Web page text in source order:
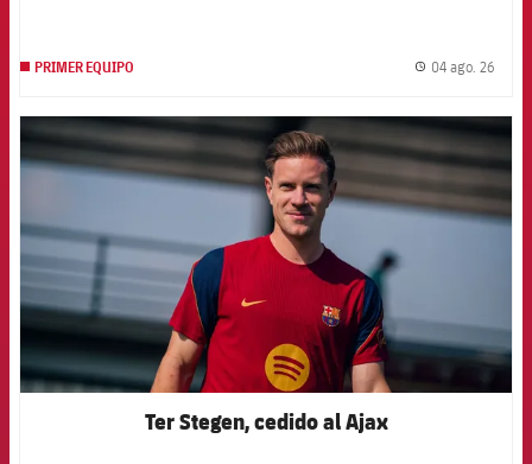
PRIMER EQUIPO 04 ago. 26
FCB Barcelona badge
Ter Stegen, cedido al Ajax